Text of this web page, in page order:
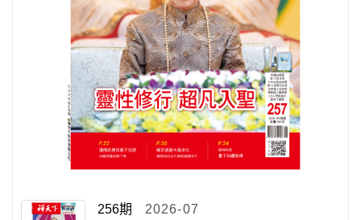
256期 2026-07